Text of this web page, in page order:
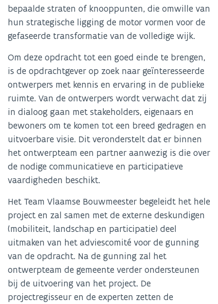
bepaalde straten of knooppunten, die omwille van
hun strategische ligging de motor vormen voor de
gefaseerde transformatie van de volledige wijk.
Om deze opdracht tot een goed einde te brengen,
is de opdrachtgever op zoek naar geïnteresseerde
ontwerpers met kennis en ervaring in de publieke
ruimte. Van de ontwerpers wordt verwacht dat zij
in dialoog gaan met stakeholders, eigenaars en
bewoners om te komen tot een breed gedragen en
uitvoerbare visie. Dit veronderstelt dat er binnen
het ontwerpteam een partner aanwezig is die over
de nodige communicatieve en participatieve
vaardigheden beschikt.
Het Team Vlaamse Bouwmeester begeleidt het hele
project en zal samen met de externe deskundigen
(mobiliteit, landschap en participatie) deel
uitmaken van het adviescomité voor de gunning
van de opdracht. Na de gunning zal het
ontwerpteam de gemeente verder ondersteunen
bij de uitvoering van het project. De
projectregisseur en de experten zetten de